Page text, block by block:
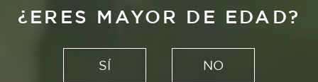
¿ERES MAYOR DE EDAD?
SÍ NO